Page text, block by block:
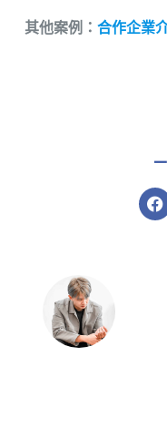
其他案例： 合作企業
F
a